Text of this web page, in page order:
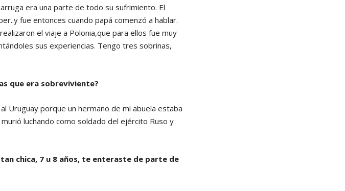
era una parte de todo su sufrimiento. El
fue entonces cuando papá comenzó a hablar.
el viaje a Polonia,que para ellos fue muy
sus experiencias. Tengo tres sobrinas,
que era sobreviviente?
Uruguay porque un hermano de mi abuela estaba
luchando como soldado del ejército Ruso y
chica, 7 u 8 años, te enteraste de parte de